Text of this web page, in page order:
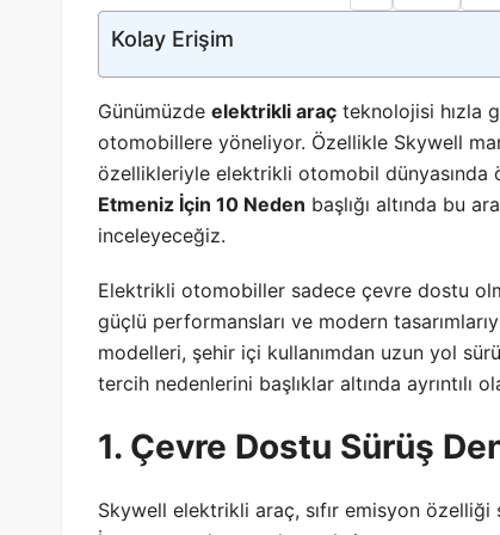
Kolay Erişim
Günümüzde elektrikli araç teknolojisi hızla
otomobillere yöneliyor. Özellikle Skywell
özellikleriyle elektrikli otomobil dünyasında
Etmeniz İçin 10 Neden başlığı altında bu
inceleyeceğiz.
Elektrikli otomobiller sadece çevre dostu
güçlü performansları ve modern
modelleri, şehir içi kullanımdan uzun yol
tercih nedenlerini başlıklar altında ayrıntılı
1. Çevre Dostu Sürüş
Skywell elektrikli araç, sıfır emisyon